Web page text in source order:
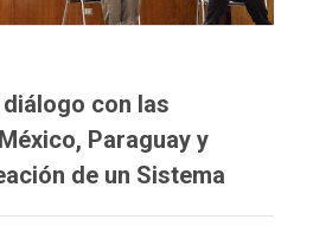
con las
Paraguay y
de un Sistema
sobre Violencia